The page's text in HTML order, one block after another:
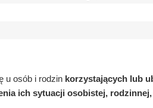
u osób i rodzin korzystających lub
ich sytuacji osobistej,